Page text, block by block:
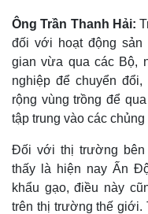
Thế giới
Quan sát
Cuộc sống đó đây
Hồ sơ
Ông Trần Thanh Hải:
đối với hoạt động
gian vừa qua các Bộ,
nghiệp để chuyển
rộng vùng trồng để
tập trung vào các
Đối với thị trường bên
thấy là hiện nay Ấn
khẩu gạo, điều này
trên thị trường thế giới.